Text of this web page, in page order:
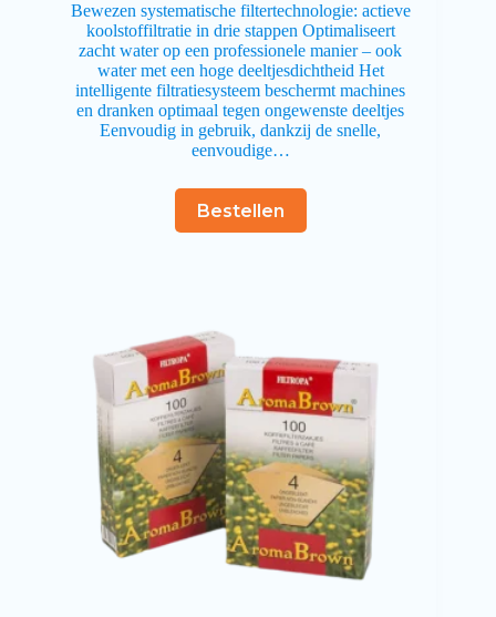
Bewezen systematische filtertechnologie: actieve
koolstoffiltratie in drie stappen Optimaliseert
zacht water op een professionele manier – ook
water met een hoge deeltjesdichtheid Het
intelligente filtratiesysteem beschermt machines
en dranken optimaal tegen ongewenste deeltjes
Eenvoudig in gebruik, dankzij de snelle,
eenvoudige…
Bestellen